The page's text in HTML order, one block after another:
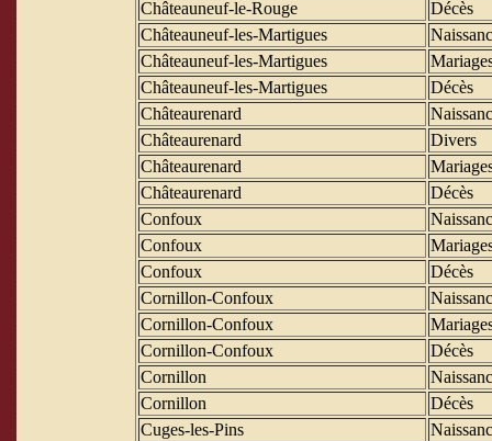
Châteauneuf-le-Rouge
Décès
Châteauneuf-les-Martigues
Châteauneuf-les-Martigues
Châteauneuf-les-Martigues
Décès
Châteaurenard
Châteaurenard
Divers
Châteaurenard
Châteaurenard
Décès
Confoux
Confoux
Confoux
Décès
Cornillon-Confoux
Cornillon-Confoux
Cornillon-Confoux
Décès
Cornillon
Cornillon
Décès
Cuges-les-Pins